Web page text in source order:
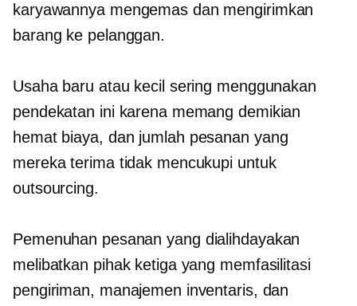
karyawannya mengemas dan mengirimkan
barang ke pelanggan.
Usaha baru atau kecil sering menggunakan
pendekatan ini karena memang demikian
hemat biaya, dan jumlah pesanan yang
mereka terima tidak mencukupi untuk
outsourcing.
Pemenuhan pesanan yang dialihdayakan
melibatkan pihak ketiga yang memfasilitasi
pengiriman, manajemen inventaris, dan